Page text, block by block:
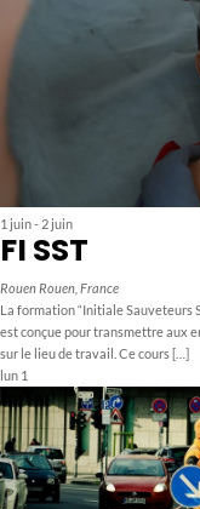
1 juin- 2 juin
FI SST
RouenRouen, France
La formation “Initiale Sauveteurs
est conçue pour transmettre aux
sur le lieu de travail. Ce cours […]
lun 1